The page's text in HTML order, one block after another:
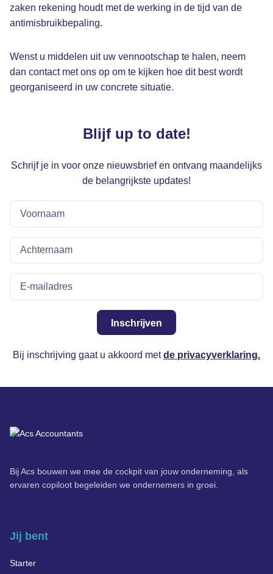
zaken rekening houdt met de werking in de tijd van de
antimisbruikbepaling.
Wenst u middelen uit uw vennootschap te halen, neem
dan contact met ons op om te kijken hoe dit best wordt
georganiseerd in uw concrete situatie.
Blijf up to date!
Schrijf je in voor onze nieuwsbrief en ontvang maandelijks
de belangrijkste updates!
Inschrijven
Bij inschrijving gaat u akkoord metde privacyverklaring.
Bij Acs bouwen we mee de cockpit van jouw onderneming, als
ervaren copiloot begeleiden we ondernemers in groei.
Jij bent
Starter